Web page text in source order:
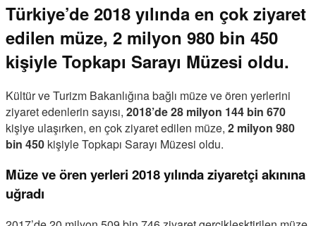
Türkiye’de 2018 yılında en çok ziyaret
edilen müze, 2 milyon 980 bin 450
kişiyle Topkapı Sarayı Müzesi oldu.
Kültür ve Turizm Bakanlığına bağlı müze ve ören yerlerini
ziyaret edenlerin sayısı, 2018’de 28 milyon 144 bin 670
kişiye ulaşırken, en çok ziyaret edilen müze, 2 milyon 980
bin 450 kişiyle Topkapı Sarayı Müzesi oldu.
Müze ve ören yerleri 2018 yılında ziyaretçi akınına
uğradı